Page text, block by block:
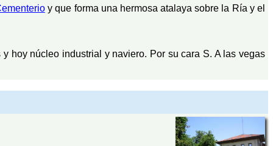
y que forma una hermosa atalaya sobre la Ría y el
hoy núcleo industrial y naviero. Por su cara S. A las vegas